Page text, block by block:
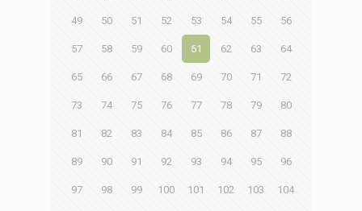
49 50 51 52 53 54 55 56
57 58 59 60 61 62 63 64
65 66 67 68 69 70 71 72
73 74 75 76 77 78 79 80
81 82 83 84 85 86 87 88
89 90 91 92 93 94 95 96
97 98 99 100 101 102 103 104